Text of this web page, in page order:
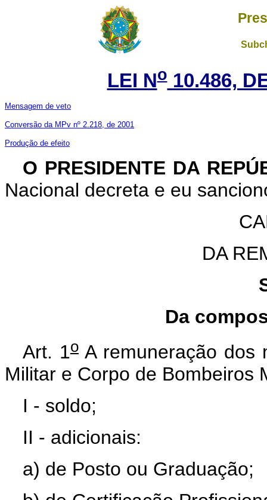
LEI No10.486,
Mensagem de veto
Conversão da MPv nº 2.218, de 2001
Produção de efeito
O PRESIDENTE DA
Nacional decreta e eu
DA
Da
Art. 1oA remuneração dos
Militar e Corpo de Bombeiros
I - soldo;
II - adicionais:
a) de Posto ou Graduação;